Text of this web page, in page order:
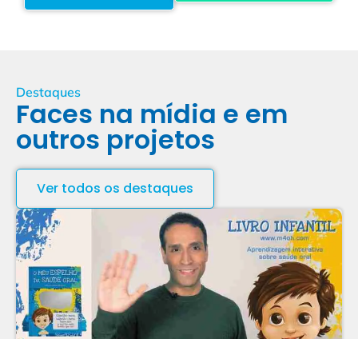
Destaques
Faces na mídia e em
outros projetos
Ver todos os destaques